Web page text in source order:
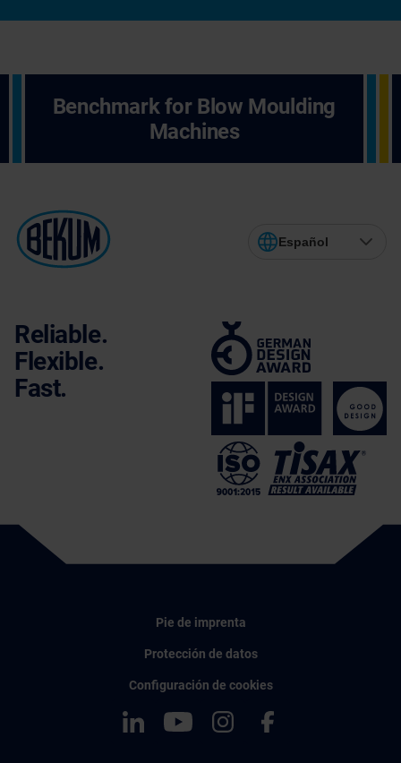
Benchmark for Blow Moulding
Machines
Español
Reliable.
Flexible.
Fast.
Pie de imprenta
Protección de datos
Configuración de cookies
LinkedInYouTubeInstagramFacebook